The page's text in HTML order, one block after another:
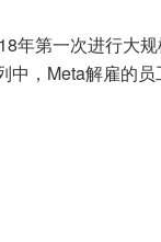
年第一次进行大
，Meta解雇的员